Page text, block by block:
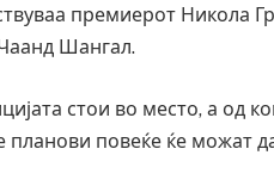
премиерот Никола
Шангал.
стои во место, а од
повеќе ќе можат